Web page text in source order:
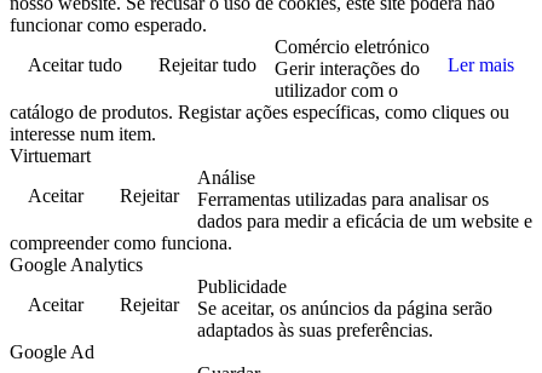
funcionar como esperado.
Aceitar tudo
Rejeitar tudo Ler mais
Comércio eletrónico
Gerir interações do
utilizador com o
catálogo de produtos. Registar ações específicas, como cliques ou
interesse num item.
Virtuemart
Aceitar
Rejeitar
Análise
Ferramentas utilizadas para analisar os
dados para medir a eficácia de um website e
compreender como funciona.
Google Analytics
Aceitar
Rejeitar
Publicidade
Se aceitar, os anúncios da página serão
adaptados às suas preferências.
Google Ad